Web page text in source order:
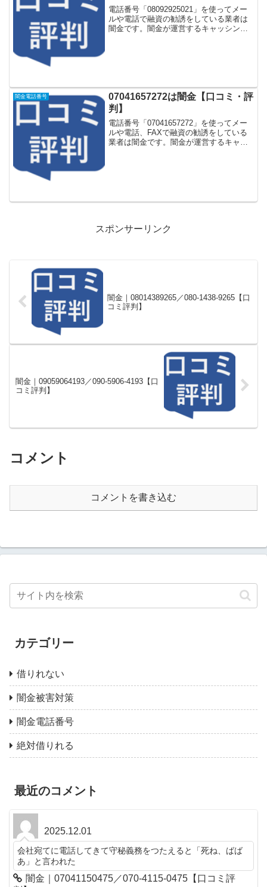
電話番号「08092925021」を使ってメー
ルや電話で融資の勧誘をしている業者は
闇金です。闇金が運営するキャッシング
闇金電話番号
07041657272は闇金【口コミ・評
判】
電話番号「07041657272」を使ってメー
ルや電話、FAXで融資の勧誘をしている
業者は闇金です。闇金が運営するキャッ
スポンサーリンク
闇金｜08014389265／080-1438-9265【口
コミ評判】
闇金｜09059064193／090-5906-4193【口
コミ評判】
コメント
コメントを書き込む
カテゴリー
借りれない
闇金被害対策
闇金電話番号
絶対借りれる
最近のコメント
2025.12.01
会社宛てに電話してきて守秘義務をつたえると「死ね、ばば
あ」と言われた
闇金｜07041150475／070-4115-0475【口コミ評